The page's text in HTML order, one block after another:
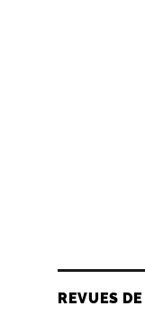
REVUES